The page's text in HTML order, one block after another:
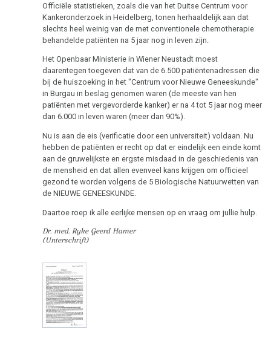
Biologische
natuurwet
Nomenclatuur
Hamerse
Haarden
rechtshandigheid
Hormonen
Kiembladen
Immuunsysteem
Microben
Maagkanker
Sclerose
Epilepsie
Parkinson
constructie
Officiële statistieken, zoals die van het Duitse Centrum voor
Kankeronderzoek in Heidelberg, tonen herhaaldelijk aan dat
slechts heel weinig van de met conventionele chemotherapie
behandelde patiënten na 5 jaar nog in leven zijn.
Het Openbaar Ministerie in Wiener Neustadt moest
daarentegen toegeven dat van de 6.500 patiëntenadressen die
bij de huiszoeking in het "Centrum voor Nieuwe Geneeskunde"
in Burgau in beslag genomen waren (de meeste van hen
patiënten met vergevorderde kanker) er na 4 tot 5 jaar nog meer
dan 6.000 in leven waren (meer dan 90%).
Nu is aan de eis (verificatie door een universiteit) voldaan. Nu
hebben de patiënten er recht op dat er eindelijk een einde komt
aan de gruwelijkste en ergste misdaad in de geschiedenis van
de mensheid en dat allen evenveel kans krijgen om officieel
gezond te worden volgens de 5 Biologische Natuurwetten van
de NIEUWE GENEESKUNDE.
Daartoe roep ik alle eerlijke mensen op en vraag om jullie hulp.
Dr. med. Ryke Geerd Hamer
(Unterschrift)